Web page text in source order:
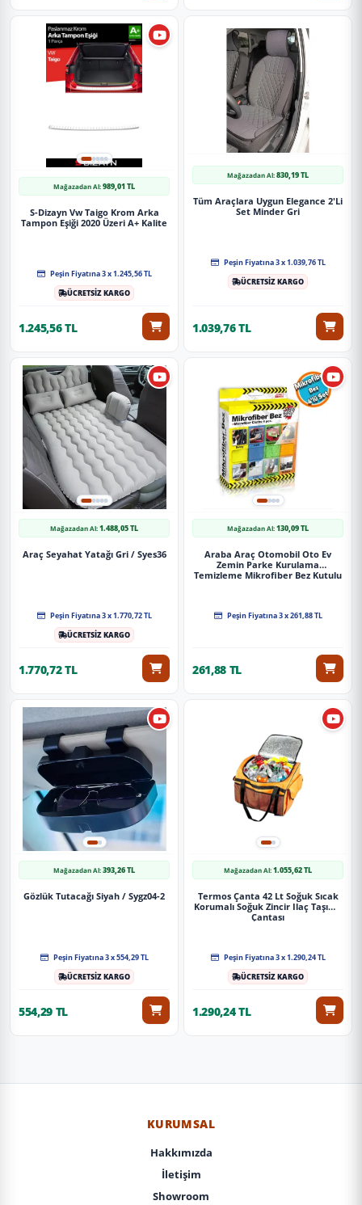
Mağazadan Al:989,01 TL
S-Dizayn Vw Taigo Krom Arka
Tampon Eşiği 2020 Üzeri A+ Kalite
Peşin Fiyatına 3 x 1.245,56 TL
ÜCRETSİZ KARGO
1.245,56 TL
Mağazadan Al:830,19 TL
Tüm Araçlara Uygun Elegance 2'Li
Set Minder Gri
Peşin Fiyatına 3 x 1.039,76 TL
ÜCRETSİZ KARGO
1.039,76 TL
Mağazadan Al:1.488,05 TL
Araç Seyahat Yatağı Gri / Syes36
Peşin Fiyatına 3 x 1.770,72 TL
ÜCRETSİZ KARGO
1.770,72 TL
Mağazadan Al:130,09 TL
Araba Araç Otomobil Oto Ev
Zemin Parke Kurulama
Temizleme Mikrofiber Bez Kutulu
Peşin Fiyatına 3 x 261,88 TL
261,88 TL
Mağazadan Al:393,26 TL
Gözlük Tutacağı Siyah / Sygz04-2
Peşin Fiyatına 3 x 554,29 TL
ÜCRETSİZ KARGO
554,29 TL
Mağazadan Al:1.055,62 TL
Termos Çanta 42 Lt Soğuk Sıcak
Korumalı Soğuk Zincir Ilaç Taşıma
Çantası
Peşin Fiyatına 3 x 1.290,24 TL
ÜCRETSİZ KARGO
1.290,24 TL
KURUMSAL
Hakkımızda
İletişim
Showroom